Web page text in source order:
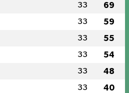
33 69
33 59
33 55
33 54
33 48
33 40